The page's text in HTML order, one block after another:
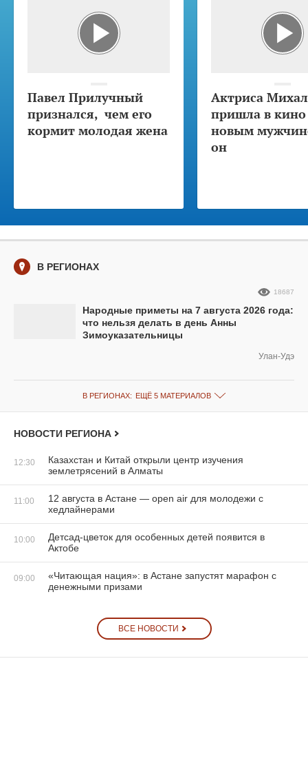
Павел Прилучный
признался, чем его
кормит молодая жена
Актриса
пришла в кино
новым
он
В РЕГИОНАХ
Народные приметы на 7 августа 2026 года:
что нельзя делать в день Анны
Зимоуказательницы
18687
Улан-Удэ
В РЕГИОНАХ: ЕЩЁ 5 МАТЕРИАЛОВ
НОВОСТИ РЕГИОНА
12:30
Казахстан и Китай открыли центр изучения
землетрясений в Алматы
11:00
12 августа в Астане — open air для молодежи с
хедлайнерами
10:00
Детсад-цветок для особенных детей появится в
Актобе
09:00
«Читающая нация»: в Астане запустят марафон с
денежными призами
ВСЕ НОВОСТИ